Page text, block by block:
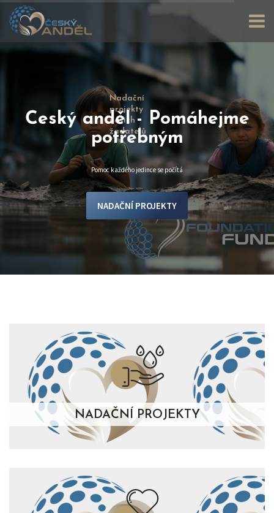
Nadační
projekty
našich
žadatelů
Český anděl - Pomáhejme
potřebným
Pomoc každého jedince se počítá
NADAČNÍ PROJEKTY
NADAČNÍ PROJEKTY